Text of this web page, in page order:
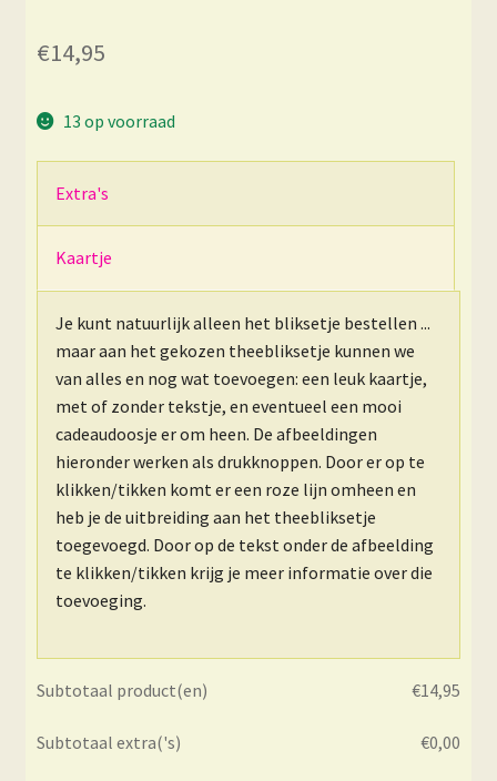
€14,95
13 op voorraad
Extra's
Kaartje
Je kunt natuurlijk alleen het bliksetje bestellen ...
maar aan het gekozen theebliksetje kunnen we
van alles en nog wat toevoegen: een leuk kaartje,
met of zonder tekstje, en eventueel een mooi
cadeaudoosje er om heen. De afbeeldingen
hieronder werken als drukknoppen. Door er op te
klikken/tikken komt er een roze lijn omheen en
heb je de uitbreiding aan het theebliksetje
toegevoegd. Door op de tekst onder de afbeelding
te klikken/tikken krijg je meer informatie over die
toevoeging.
Subtotaal product(en) €14,95
Subtotaal extra('s) €0,00